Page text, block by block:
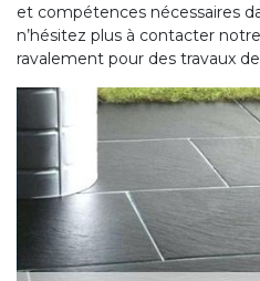
et compétences nécessaires
n’hésitez plus à contacter
ravalement pour des travaux